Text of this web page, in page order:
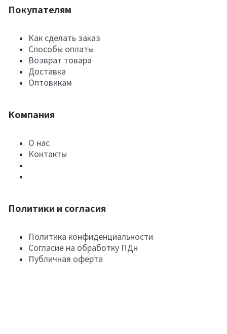
Покупателям
Как сделать заказ
Способы оплаты
Возврат товара
Доставка
Оптовикам
Компания
О нас
Контакты
Политики и согласия
Политика конфиденциальности
Согласие на обработку ПДн
Публичная оферта